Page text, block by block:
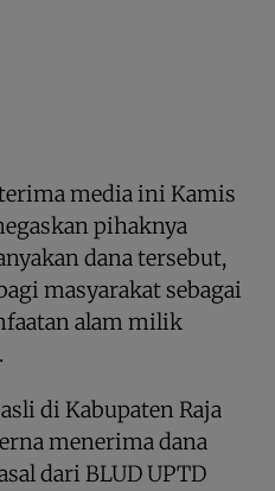
media ini Kamis
pihaknya
dana tersebut,
masyarakat sebagai
alam milik
di Kabupaten Raja
menerima dana
dari BLUD UPTD